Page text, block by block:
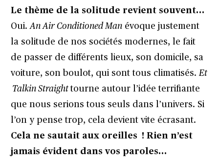
Le thème de la solitude revient souvent…
Oui.An Air Conditioned Man évoque justement
la solitude de nos sociétés modernes, le fait
de passer de différents lieux, son domicile, sa
voiture, son boulot, qui sont tous climatisés.Et
Talkin Straighttourne autour l’idée terrifiante
que nous serions tous seuls dans l’univers. Si
l’on y pense trop, cela devient vite écrasant.
Cela ne sautait aux oreilles ! Rien n’est
jamais évident dans vos paroles…